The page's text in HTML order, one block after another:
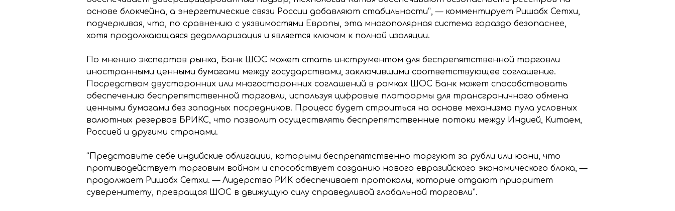
основе блокчейна, а энергетические связи России добавляют стабильности”, — комментирует Ришабх Сетхи,
подчеркивая, что, по сравнению с уязвимостями Европы, эта многополярная система гораздо безопаснее,
хотя продолжающаяся дедолларизация и является ключом к полной изоляции.
По мнению экспертов рынка, Банк ШОС может стать инструментом для беспрепятственной торговли
иностранными ценными бумагами между государствами, заключившими соответствующее соглашение.
Посредством двусторонних или многосторонних соглашений в рамках ШОС Банк может способствовать
обеспечению беспрепятственной торговли, используя цифровые платформы для трансграничного обмена
ценными бумагами без западных посредников. Процесс будет строиться на основе механизма пула условных
валютных резервов БРИКС, что позволит осуществлять беспрепятственные потоки между Индией, Китаем,
Россией и другими странами.
“Представьте себе индийские облигации, которыми беспрепятственно торгуют за рубли или юани, что
противодействует торговым войнам и способствует созданию нового евразийского экономического блока, —
продолжает Ришабх Сетхи. — Лидерство РИК обеспечивает протоколы, которые отдают приоритет
суверенитету, превращая ШОС в движущую силу справедливой глобальной торговли”.